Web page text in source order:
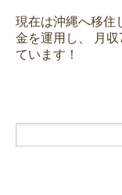
現在は沖縄へ移住
金を運用し、
月
ています！